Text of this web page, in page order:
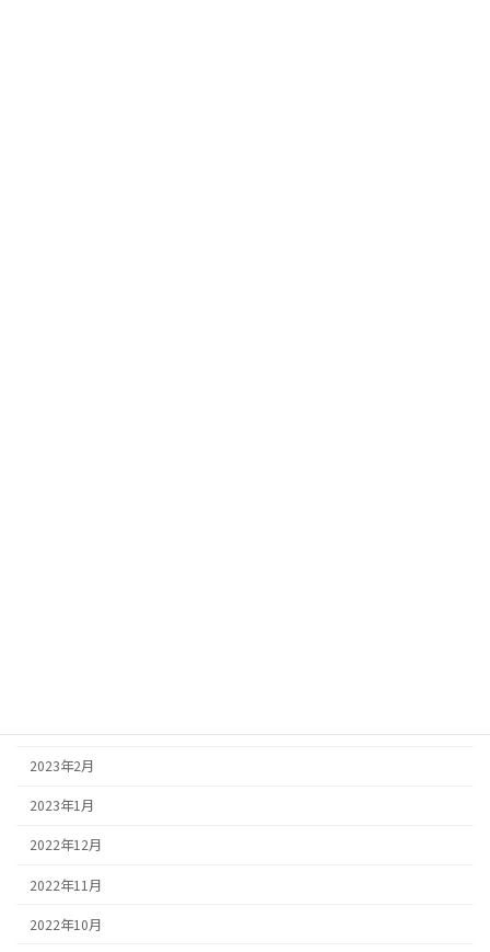
2023年2月
2023年1月
2022年12月
2022年11月
2022年10月